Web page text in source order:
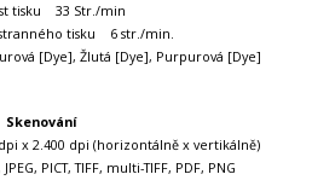
tisku 33 Str./min
tisku 6 str./min.
[Dye], Žlutá [Dye], Purpurová [Dye]
Skenování
x 2.400 dpi (horizontálně x vertikálně)
PICT, TIFF, multi-TIFF, PDF, PNG